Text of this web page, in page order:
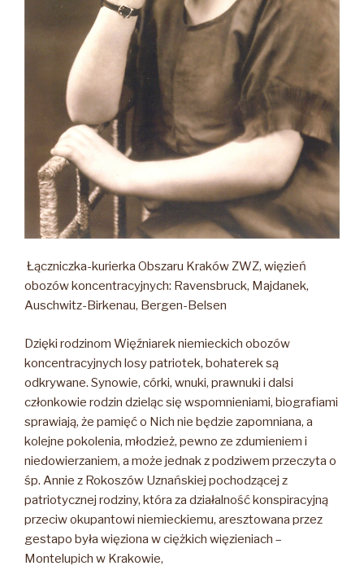
Łączniczka-kurierka Obszaru Kraków ZWZ, więzień
obozów koncentracyjnych: Ravensbruck, Majdanek,
Auschwitz-Birkenau, Bergen-Belsen
Dzięki rodzinom Więźniarek niemieckich obozów
koncentracyjnych losy patriotek, bohaterek są
odkrywane. Synowie, córki, wnuki, prawnuki i dalsi
członkowie rodzin dzieląc się wspomnieniami, biografiami
sprawiają, że pamięć o Nich nie będzie zapomniana, a
kolejne pokolenia, młodzież, pewno ze zdumieniem i
niedowierzaniem, a może jednak z podziwem przeczyta o
śp. Annie z Rokoszów Uznańskiej pochodzącej z
patriotycznej rodziny, która za działalność konspiracyjną
przeciw okupantowi niemieckiemu, aresztowana przez
gestapo była więziona w ciężkich więzieniach –
Montelupich w Krakowie,